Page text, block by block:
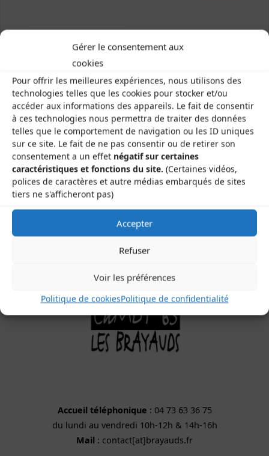
Gérer le consentement aux
cookies
Pour offrir les meilleures expériences, nous utilisons des
technologies telles que les cookies pour stocker et/ou
accéder aux informations des appareils. Le fait de consentir
à ces technologies nous permettra de traiter des données
telles que le comportement de navigation ou les ID uniques
sur ce site. Le fait de ne pas consentir ou de retirer son
consentement a un effet négatif sur certaines
caractéristiques et fonctions du site. (Certaines vidéos,
polices de caractères et autre médias embarqués de sites
tiers ne s'afficheront pas)
Accepter
Refuser
Voir les préférences
Politique de cookiesPolitique de confidentialité
Les Brayauds-CDMDT63
Le Gamounet
40 rue de la République
63200 Saint-Bonnet-près-Riom
Accueil téléphonique : 04 73 63 36 75
du lundi au vendredi 10h-12h & 14h-16h
Mail : contact[at]brayauds.fr